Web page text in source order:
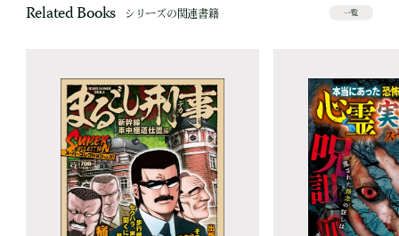
Related Books シリーズの関連書籍 一覧